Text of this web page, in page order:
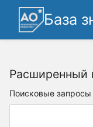
База
Расширенный
Поисковые запросы